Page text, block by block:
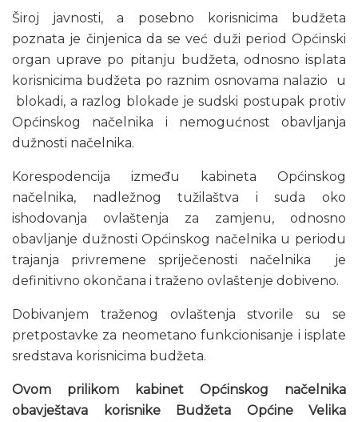
Široj javnosti, a posebno korisnicima budžeta
poznata je činjenica da se već duži period Općinski
organ uprave po pitanju budžeta, odnosno isplata
korisnicima budžeta po raznim osnovama nalazio u
blokadi, a razlog blokade je sudski postupak protiv
Općinskog načelnika i nemogućnost obavljanja
dužnosti načelnika.
Korespodencija između kabineta Općinskog
načelnika, nadležnog tužilaštva i suda oko
ishodovanja ovlaštenja za zamjenu, odnosno
obavljanje dužnosti Općinskog načelnika u periodu
trajanja privremene spriječenosti načelnika je
definitivno okončana i traženo ovlaštenje dobiveno.
Dobivanjem traženog ovlaštenja stvorile su se
pretpostavke za neometano funkcionisanje i isplate
sredstava korisnicima budžeta.
Ovom prilikom kabinet Općinskog načelnika
obavještava korisnike Budžeta Općine Velika